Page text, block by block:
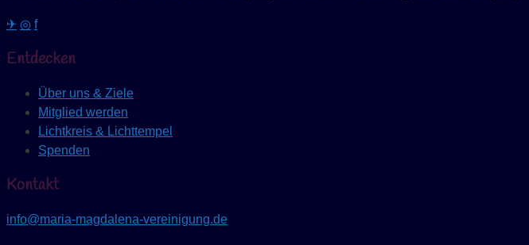
✈ ◎ f
Entdecken
Über uns & Ziele
Mitglied werden
Lichtkreis & Lichttempel
Spenden
Kontakt
info@maria-magdalena-vereinigung.de